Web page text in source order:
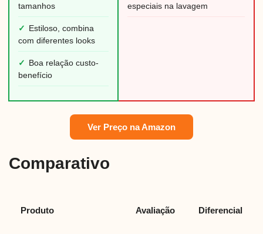
tamanhos
✓
Estiloso, combina
com diferentes looks
✓
Boa relação custo-
benefício
especiais na lavagem
Ver Preço na Amazon
Comparativo
Produto Avaliação Diferencial